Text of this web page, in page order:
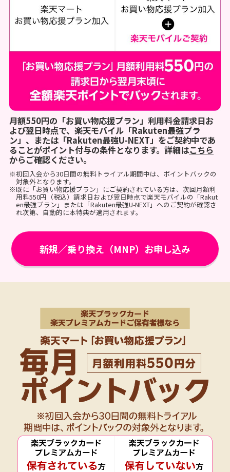
月額550円の「お買い物応援プラン」利用料金請求日お
よび翌日時点で、楽天モバイル「Rakuten最強プラ
ン」、または「Rakuten最強U-NEXT」をご契約中であ
ることがポイント付与の条件となります。詳細はこちら
からご確認ください。
※初回入会から30日間の無料トライアル期間中は、ポイントバックの
対象外となります。
※既に「お買い物応援プラン」にご契約されている方は、次回月額利
用料550円（税込）請求日および翌日時点で楽天モバイルの「Rakut
en最強プラン」または「Rakuten最強U-NEXT」へのご契約が確認さ
れ次第、自動的に本特典が適用されます。
新規／乗り換え（MNP）お申し込み